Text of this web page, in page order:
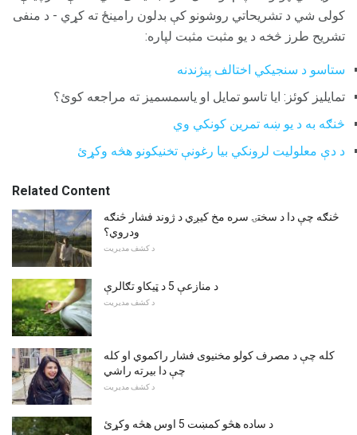
کولی شي د تشریحاتي روشونو کې بدلون رامینځ ته کړي - د منفی
تشریح طرز څخه د یو مثبت مثبت لپاره:
ستاسو د سنجیکي اختالف پیژندنه
تمایلیز کوئز: ایا تاسو تمایل او یاسمسمیز ته مراجعه کوئ؟
څنګه به د یو ښه تمرین کونکي وي
د دې معلولیت لرونکي بیا رغونې تخنیکونو هڅه وکړئ
Related Content
څنګه چې دا د سختۍ سره مخ کیږي د ژوند فشار څنګه
ودروي؟
د کشف مدیریت
د منازعې 5 د ټیکاو تګالرې
د کشف مدیریت
کله چې د مصرف کولو مخنیوی فشار راکموي او کله
چې دا بیرته راشي
د کشف مدیریت
د ساده هڅو کمښت 5 اوس هڅه وکړئ